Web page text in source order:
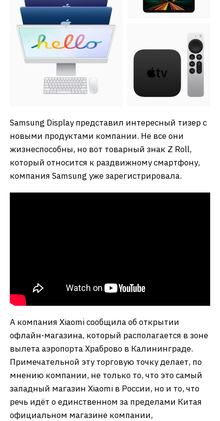
Samsung Display представил интересный тизер с
новыми продуктами компании. Не все они
жизнеспособны, но вот товарный знак Z Roll,
который относится к раздвижному смартфону,
компания Samsung уже зарегистрировала.
А компания Xiaomi сообщила об открытии
офлайн-магазина, который располагается в зоне
вылета аэропорта Храброво в Калининграде.
Примечательной эту торговую точку делает, по
мнению компании, не только то, что это самый
западный магазин Xiaomi в России, но и то, что
речь идёт о единственном за пределами Китая
официальном магазине компании,